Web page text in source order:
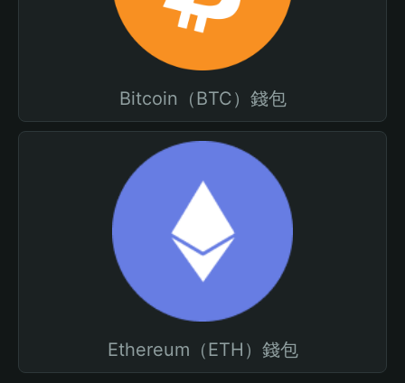
Bitcoin（BTC）錢包
Ethereum（ETH）錢包